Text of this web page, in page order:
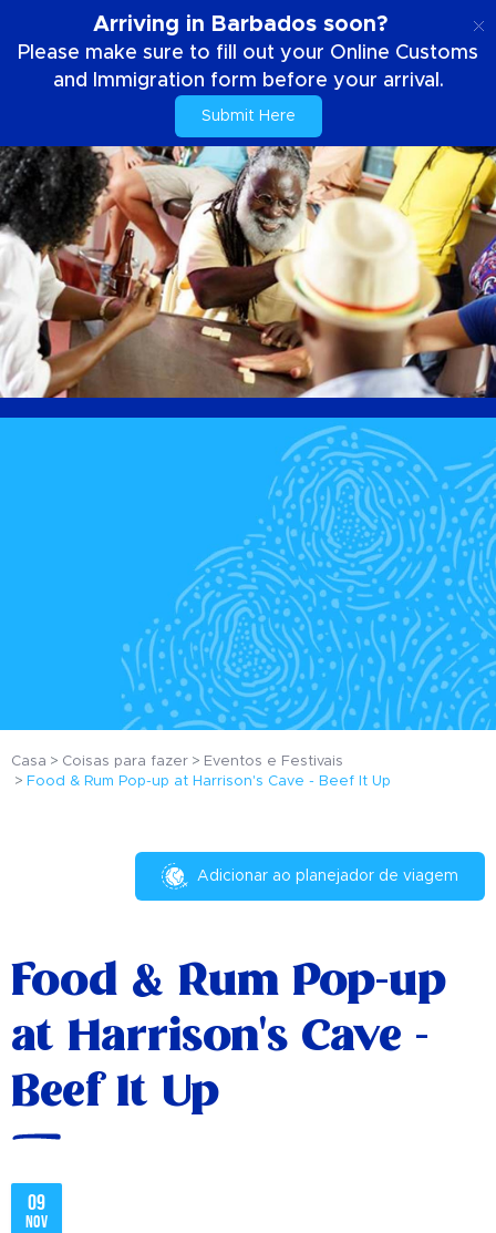
Arriving in Barbados soon?
Please make sure to fill out your Online Customs
and Immigration form before your arrival.
Submit Here
Casa Coisas para fazer
Eventos e Festivais
Food & Rum Pop-up at Harrison's Cave - Beef It Up
Adicionar ao planejador de viagem
Food & Rum Pop-up
at Harrison's Cave -
Beef It Up
09
nov